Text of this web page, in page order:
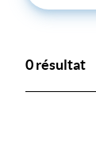
0 résultat